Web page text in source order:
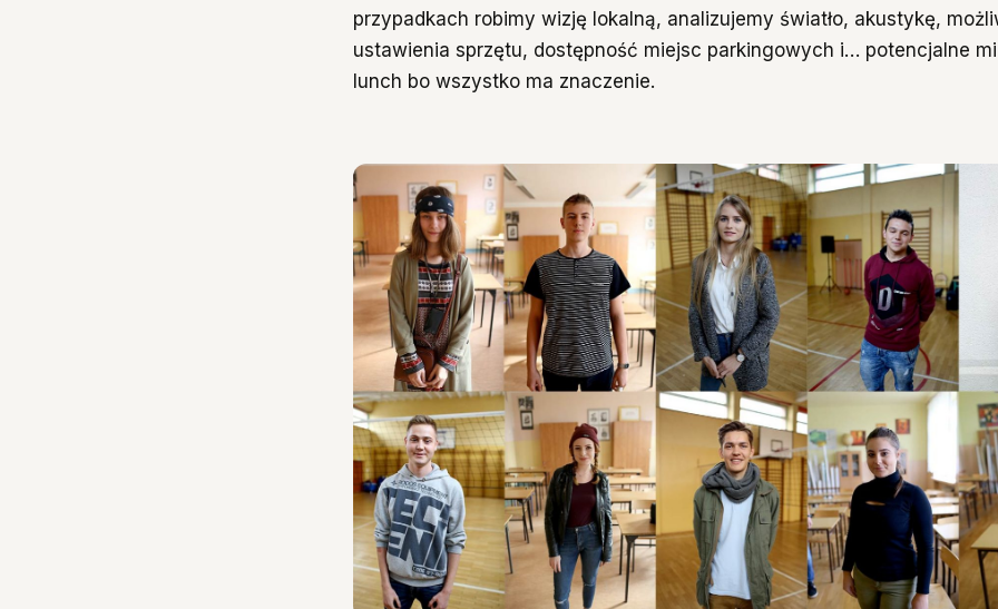
przypadkach robimy wizję lokalną, analizujemy światło, akustykę,
ustawienia sprzętu, dostępność miejsc parkingowych i… potencjalne
lunch bo wszystko ma znaczenie.